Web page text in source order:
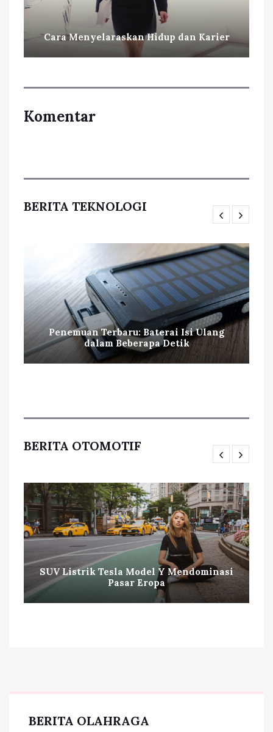
Cara Menyelaraskan Hidup dan Karier
Komentar
BERITA TEKNOLOGI
Penemuan Terbaru: Baterai Isi Ulang
dalam Beberapa Detik
BERITA OTOMOTIF
SUV Listrik Tesla Model Y Mendominasi
Pasar Eropa
BERITA OLAHRAGA